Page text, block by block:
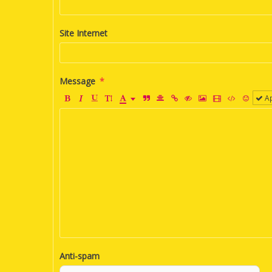
Site Internet
Message
Anti-spam